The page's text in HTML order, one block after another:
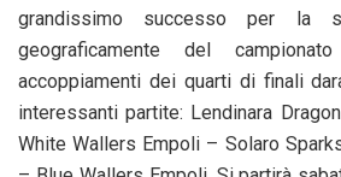
grandissimo successo per la
geograficamente del
accoppiamenti dei quarti di finali
interessanti partite: Lendinara
White Wallers Empoli – Solaro